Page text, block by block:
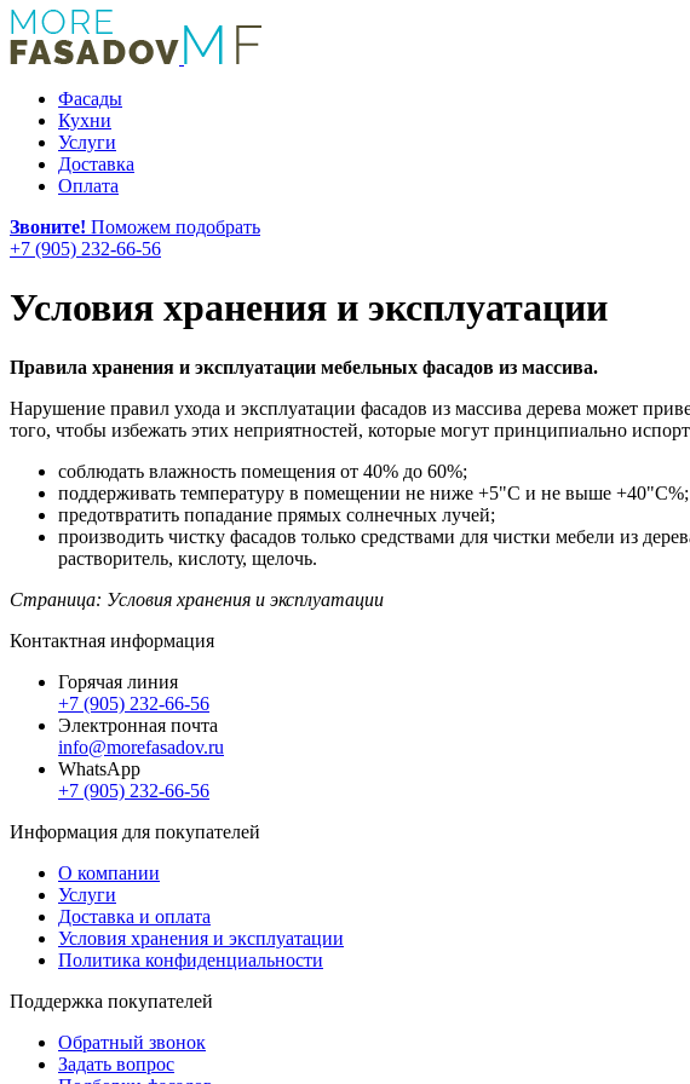
Фасады
Кухни
Услуги
Доставка
Оплата
Звоните! Поможем подобрать
+7 (905) 232-66-56
Условия хранения и эксплуатации
Правила хранения и эксплуатации мебельных фасадов из массива.
Нарушение правил ухода и эксплуатации фасадов из массива дерева может
того, чтобы избежать этих неприятностей, которые могут принципиально
соблюдать влажность помещения от 40% до 60%;
поддерживать температуру в помещении не ниже +5"C и не выше +40"C%;
предотвратить попадание прямых солнечных лучей;
производить чистку фасадов только средствами для чистки мебели из
растворитель, кислоту, щелочь.
Страница: Условия хранения и эксплуатации
Контактная информация
Горячая линия
+7 (905) 232-66-56
Электронная почта
info@morefasadov.ru
WhatsApp
+7 (905) 232-66-56
Информация для покупателей
О компании
Услуги
Доставка и оплата
Условия хранения и эксплуатации
Политика конфиденциальности
Поддержка покупателей
Обратный звонок
Задать вопрос